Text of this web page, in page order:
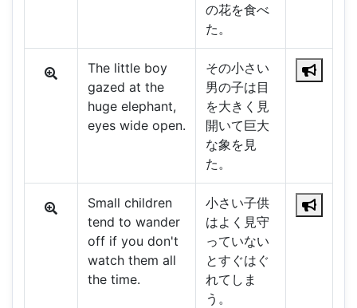
の花を食べ
た。
The little boy
gazed at the
huge elephant,
eyes wide open.
その小さい
男の子は目
を大きく見
開いて巨大
な象を見
た。
Small children
tend to wander
off if you don't
watch them all
the time.
小さい子供
はよく見守
っていない
とすぐはぐ
れてしま
う。